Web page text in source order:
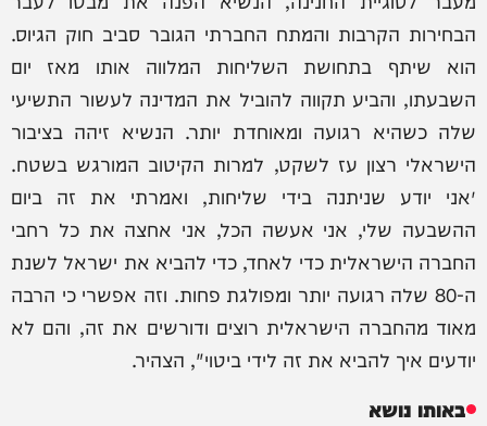
הבחירות הקרבות והמתח החברתי הגובר סביב חוק הגיוס.
הוא שיתף בתחושת השליחות המלווה אותו מאז יום
השבעתו, והביע תקווה להוביל את המדינה לעשור התשיעי
שלה כשהיא רגועה ומאוחדת יותר. הנשיא זיהה בציבור
הישראלי רצון עז לשקט, למרות הקיטוב המורגש בשטח.
״אני יודע שניתנה בידי שליחות, ואמרתי את זה ביום
ההשבעה שלי, אני אעשה הכל, אני אחצה את כל רחבי
החברה הישראלית כדי לאחד, כדי להביא את ישראל לשנת
ה-80 שלה רגועה יותר ומפולגת פחות. וזה אפשרי כי הרבה
מאוד מהחברה הישראלית רוצים ודורשים את זה, והם לא
יודעים איך להביא את זה לידי ביטוי", הצהיר.
באותו נושא